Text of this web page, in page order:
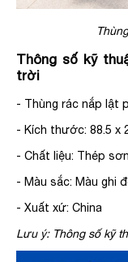
Thông số kỹ
trời
- Thùng rác nắp lật
- Kích thước: 88.5 x
- Chất liệu: Thép
- Màu sắc: Màu ghi
- Xuất xứ: China
Lưu ý: Thông số kỹ